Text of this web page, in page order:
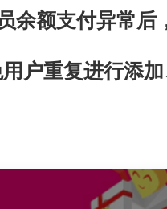
余额支付异常后
户重复进行添